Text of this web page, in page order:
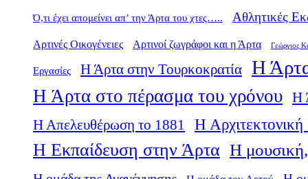
Ό,τι έχει απομείνει απ’ την Άρτα του χτες….. Αθλητικές
Αρτινές Οικογένειες Αρτινοί ζωγράφοι και η Άρτα Γεώργιος
Εργασίες Η Άρτα στην Τουρκοκρατία Η
Η Άρτα στο πέρασμα του χρόνου Η
Η Απελευθέρωση το 1881
Η
Η Εκπαίδευση στην Άρτα Η μουσική,